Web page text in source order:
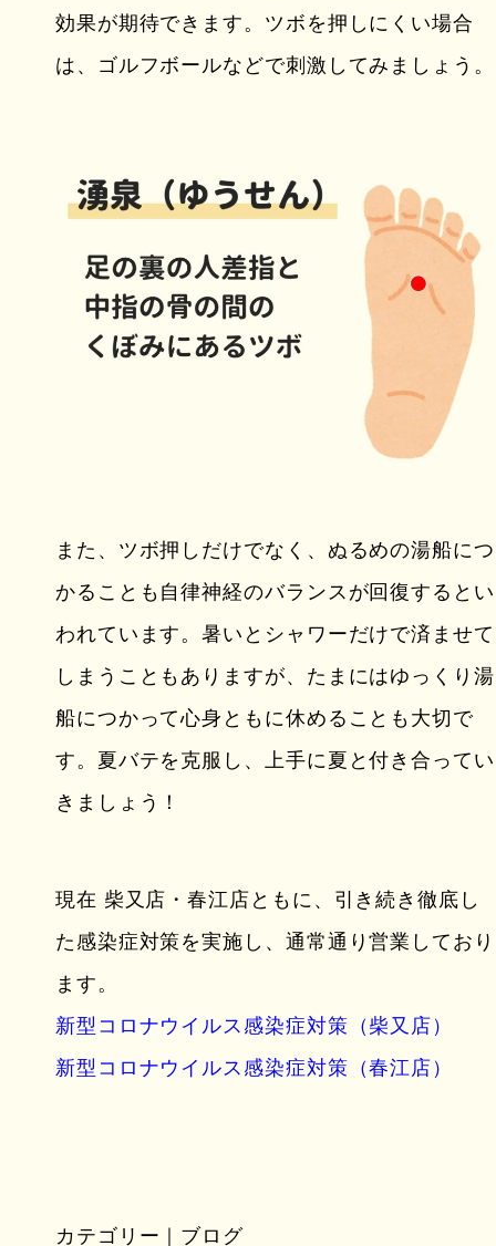
効果が期待できます。ツボを押しにくい場合
は、ゴルフボールなどで刺激してみましょう。
また、ツボ押しだけでなく、ぬるめの湯船につ
かることも自律神経のバランスが回復するとい
われています。暑いとシャワーだけで済ませて
しまうこともありますが、たまにはゆっくり湯
船につかって心身ともに休めることも大切で
す。夏バテを克服し、上手に夏と付き合ってい
きましょう！
現在 柴又店・春江店ともに、引き続き徹底し
た感染症対策を実施し、通常通り営業しており
ます。
新型コロナウイルス感染症対策（柴又店）
新型コロナウイルス感染症対策（春江店）
カテゴリー｜ブログ